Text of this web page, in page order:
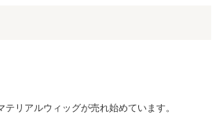
リアルウィッグが売れ始めています。